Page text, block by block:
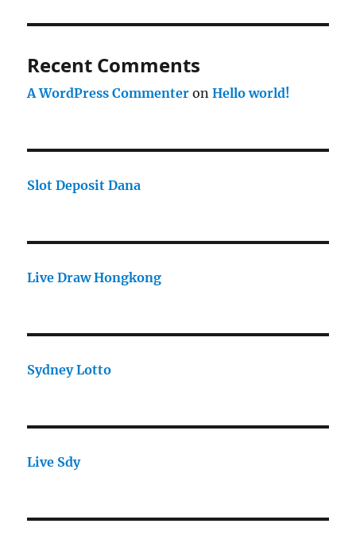
Recent Comments
A WordPress Commenter onHello world!
Slot Deposit Dana
Live Draw Hongkong
Sydney Lotto
Live Sdy